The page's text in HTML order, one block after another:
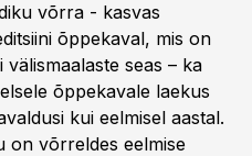
võrra - kasvas
õppekaval, mis on
seas – ka
õppekavale laekus
kui eelmisel aastal.
on võrreldes eelmise